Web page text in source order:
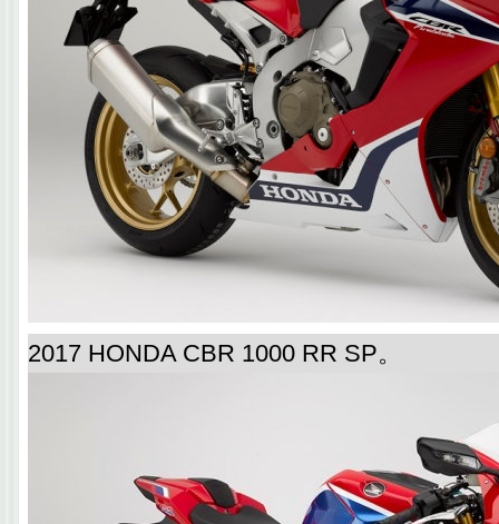
2017 HONDA CBR 1000 RR SP。